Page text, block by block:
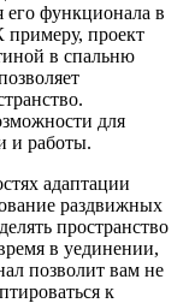
его функционала в
примеру, проект
в спальню
для
и работы.
адаптации
раздвижных
пространство
в уединении,
позволит вам не
к